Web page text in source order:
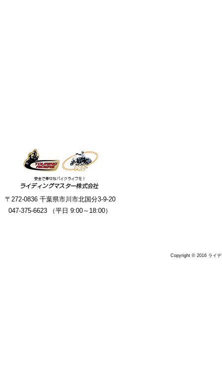
〒272-0836 千葉県市川市北国分3-9-20
047-375-6623 （平日 9:00～18:00）
Copyright © 2016 ライ